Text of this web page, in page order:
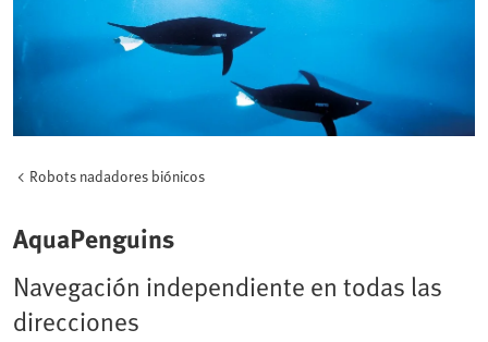
Robots nadadores biónicos
AquaPenguins
Navegación independiente en todas las
direcciones